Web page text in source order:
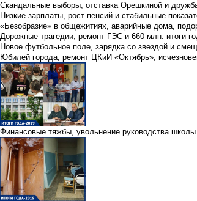
Скандальные выборы, отставка Орешкиной и
Низкие зарплаты, рост пенсий и стабильные
«Безобразие» в общежитиях, аварийные дома,
Дорожные трагедии, ремонт ГЭС и 660 млн: итоги
Новое футбольное поле, зарядка со звездой и
Юбилей города, ремонт ЦКиИ «Октябрь»,
Финансовые тяжбы, увольнение руководства школы